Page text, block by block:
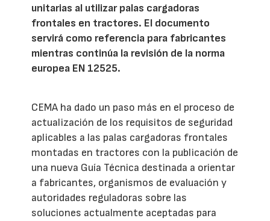
unitarias al utilizar palas cargadoras
frontales en tractores. El documento
servirá como referencia para fabricantes
mientras continúa la revisión de la norma
europea EN 12525.
CEMA ha dado un paso más en el proceso de
actualización de los requisitos de seguridad
aplicables a las palas cargadoras frontales
montadas en tractores con la publicación de
una nueva Guía Técnica destinada a orientar
a fabricantes, organismos de evaluación y
autoridades reguladoras sobre las
soluciones actualmente aceptadas para